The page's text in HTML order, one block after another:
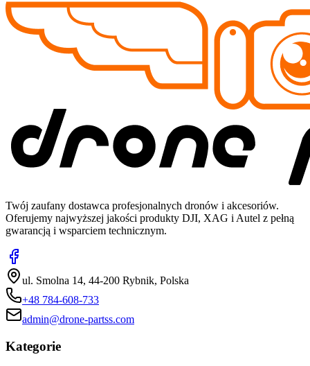
Twój zaufany dostawca profesjonalnych dronów i akcesoriów.
Oferujemy najwyższej jakości produkty DJI, XAG i Autel z pełną
gwarancją i wsparciem technicznym.
ul. Smolna 14, 44-200 Rybnik, Polska
+48 784-608-733
admin@drone-partss.com
Kategorie